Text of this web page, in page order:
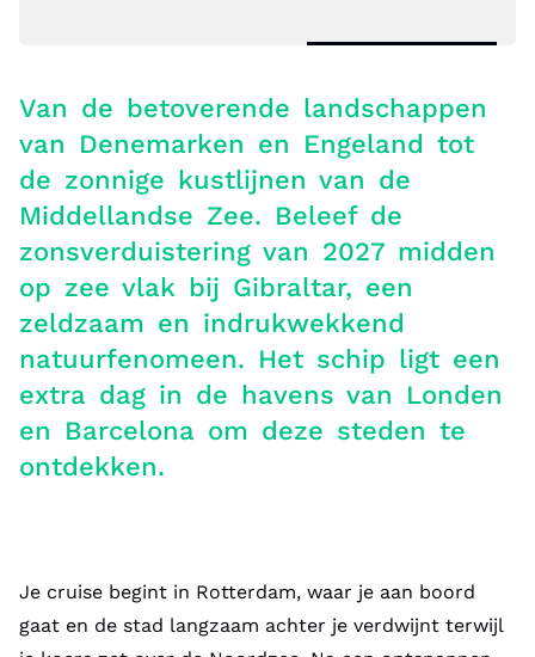
Van de betoverende landschappen
van Denemarken en Engeland tot
de zonnige kustlijnen van de
Middellandse Zee. Beleef de
zonsverduistering van 2027 midden
op zee vlak bij Gibraltar, een
zeldzaam en indrukwekkend
natuurfenomeen. Het schip ligt een
extra dag in de havens van Londen
en Barcelona om deze steden te
ontdekken.
Je cruise begint in Rotterdam, waar je aan boord
gaat en de stad langzaam achter je verdwijnt terwijl